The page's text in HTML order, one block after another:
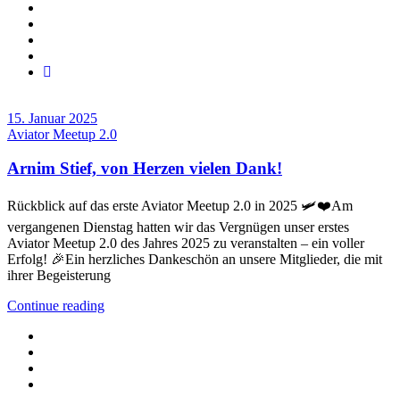
15. Januar 2025
Aviator Meetup 2.0
Arnim Stief, von Herzen vielen Dank!
Rückblick auf das erste Aviator Meetup 2.0 in 2025 🛩️❤️Am
vergangenen Dienstag hatten wir das Vergnügen unser erstes
Aviator Meetup 2.0 des Jahres 2025 zu veranstalten – ein voller
Erfolg! 🎉Ein herzliches Dankeschön an unsere Mitglieder, die mit
ihrer Begeisterung
Continue reading